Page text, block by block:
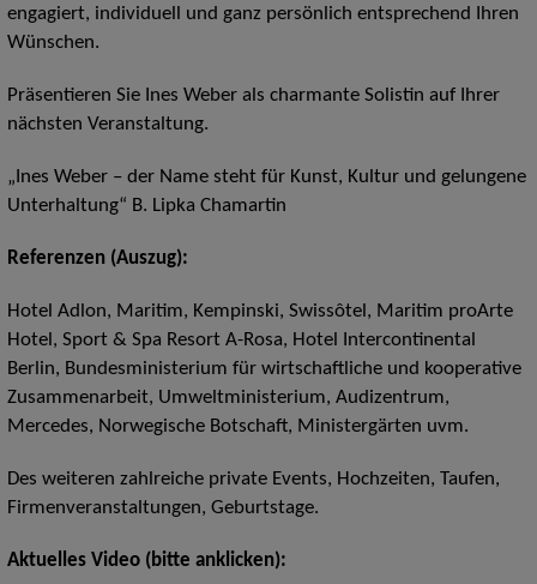
engagiert, individuell und ganz persönlich entsprechend Ihren
Wünschen.
Präsentieren Sie Ines Weber als charmante Solistin auf Ihrer
nächsten Veranstaltung.
„Ines Weber – der Name steht für Kunst, Kultur und gelungene
Unterhaltung“ B. Lipka Chamartin
Referenzen (Auszug):
Hotel Adlon, Maritim, Kempinski, Swissôtel, Maritim proArte
Hotel, Sport & Spa Resort A-Rosa, Hotel Intercontinental
Berlin, Bundesministerium für wirtschaftliche und kooperative
Zusammenarbeit, Umweltministerium, Audizentrum,
Mercedes, Norwegische Botschaft, Ministergärten uvm.
Des weiteren zahlreiche private Events, Hochzeiten, Taufen,
Firmenveranstaltungen, Geburtstage.
Aktuelles Video (bitte anklicken):